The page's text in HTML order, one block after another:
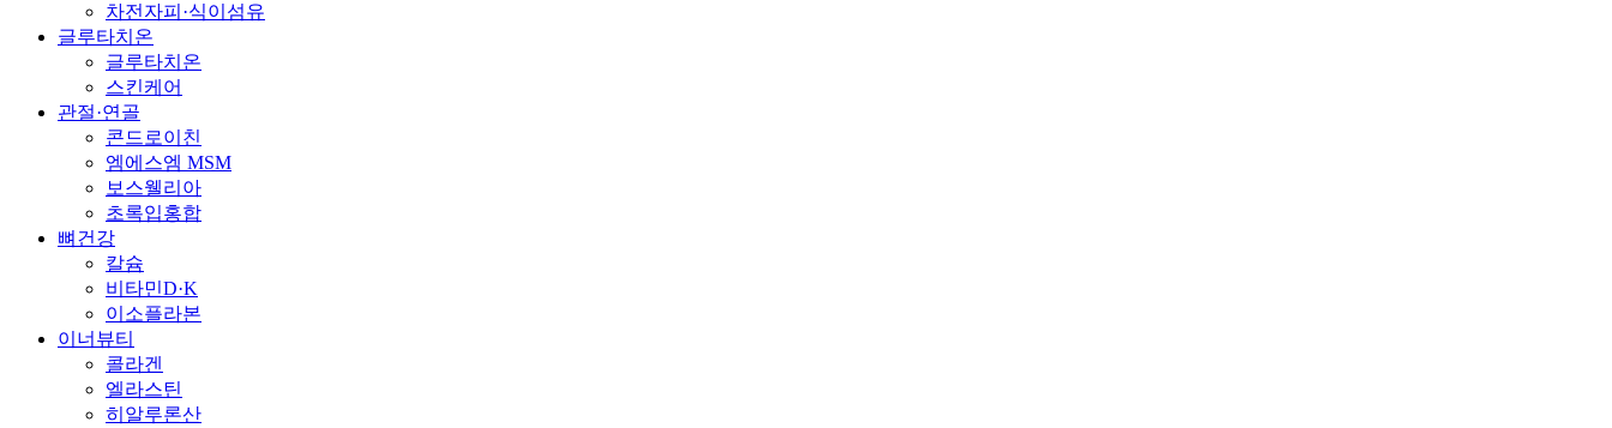
차전자피·식이섬유
글루타치온
글루타치온
스킨케어
관절·연골
콘드로이친
엠에스엠 MSM
보스웰리아
초록입홍합
뼈건강
칼슘
비타민D·K
이소플라본
이너뷰티
콜라겐
엘라스틴
히알루론산